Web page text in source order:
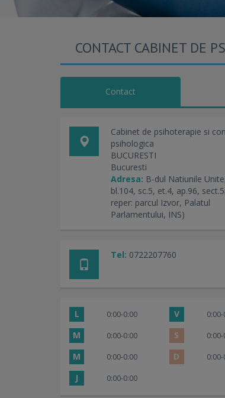
CONTACT CABINET DE
Contact
Cabinet de psihoterapie si
psihologica
BUCURESTI
Bucuresti
Adresa: B-dul Natiunile
bl.104, sc.5, et.4, ap.96,
reper: parcul Izvor, Palatul
Parlamentului, INS)
Tel: 0722207760
L 0:00-0:00 V
M 0:00-0:00 S
M 0:00-0:00 D
J 0:00-0:00